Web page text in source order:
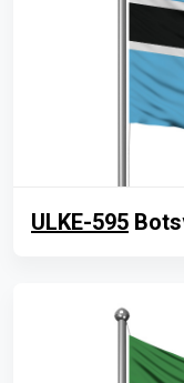
ULKE-595